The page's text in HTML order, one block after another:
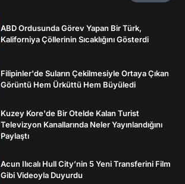
ABD Ordusunda Görev Yapan Bir Türk,
Kaliforniya Çöllerinin Sıcaklığını Gösterdi
Filipinler'de Suların Çekilmesiyle Ortaya Çıkan
Görüntü Hem Ürküttü Hem Büyüledi
Kuzey Kore'de Bir Otelde Kalan Turist
Televizyon Kanallarında Neler Yayınlandığını
Paylaştı
Acun Ilıcalı Hull City’nin 5 Yeni Transferini Film
Gibi Videoyla Duyurdu